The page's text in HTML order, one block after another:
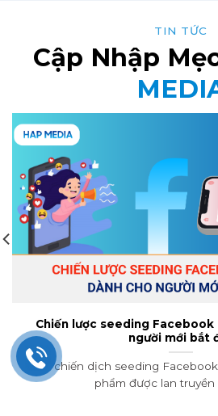
TIN TỨC
Cập Nhập
Remarketing Facebook: Bí kíp
hàng để tiết kiệm
Remarketing Facebook giúp tối
tăng tỷ lệ chuyển đổi